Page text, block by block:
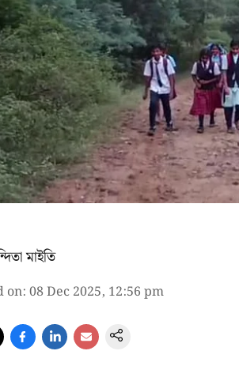
মাইতি
on: 08 Dec 2025, 12:56 pm